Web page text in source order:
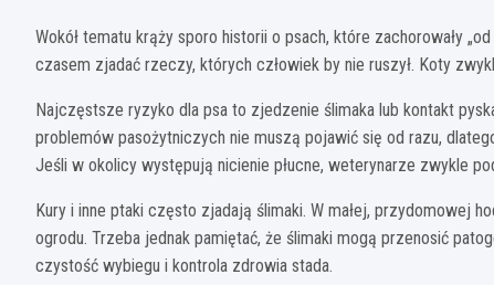
Wokół tematu krąży sporo historii o psach, które zachorowały
czasem zjadać rzeczy, których człowiek by nie ruszył. Koty
Najczęstsze ryzyko dla psa to zjedzenie ślimaka lub kontakt
problemów pasożytniczych nie muszą pojawić się od razu,
Jeśli w okolicy występują nicienie płucne, weterynarze zwykle
Kury i inne ptaki często zjadają ślimaki. W małej, przydomowej
ogrodu. Trzeba jednak pamiętać, że ślimaki mogą przenosić
czystość wybiegu i kontrola zdrowia stada.